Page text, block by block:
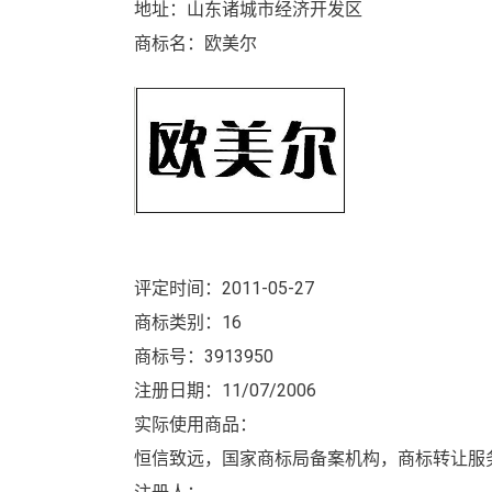
地址：山东诸城市经济开发区
商标名：欧美尔
评定时间：2011-05-27
商标类别：16
商标号：3913950
注册日期：11/07/2006
实际使用商品：
恒信致远，国家商标局备案机构，商标转让服